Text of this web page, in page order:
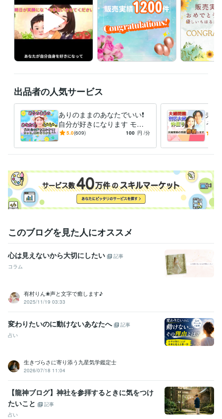
(このボタンは私が待機している時に
表示されます)
※現在乳児を育児中です
子どもの寝言やうなり声などが
聞こえることもあるかもしれません
お話を続けていただけましたら幸いです
お話は丁寧に伺わせていただきますので
ご安心くださいませ(o^^o)
経験職種
ライフスタイル・その他 / カウンセラー・コーチ 経験年数 : 25年
ライフスタイル・その他 / 保育士・ベビーシッター 経験年数 : 11年
ライフスタイル・その他 / 公務員 経験年数 : 11年
千葉県〇〇市役所 2003年3月 ~ 2014年2月
2月
受賞歴
ココナラ★プラチナランク３ヶ月で達成！
ココナラ★販売実績１０
ココナラ★主婦でも１ヶ月の販売額10万円到達！
達成！ ココナラ★販売実績300件達成！
達成！ ココナラ★販売実績500件達成！
の販売額30万円達成！ ココナラ★販売実績６００件達成！ ココナラ
★販売実績７００件達成！ ココナラ★販売実績800件達成！ ココナ
ラ★販売実績900件達成！
ココナラ★販売実績1000件達成！ ココナ
得意分野
悩み相談・カウンセリング
自分との向き合い方 ネガティブ思考をポジティブにする 自分
の価値を知る方法
人間関係の悩み
ビジネス代行・事務代行 ココナラ初心者の方向けサポート
出品者の人気サービス
ありのままのあなたでいい❗️
自分が好きになります モヤ
モヤ/愚痴/女心/今すぐ/雑談/
5.0(609) 100 円 /分
夫婦
う原
題／
このブログを見た人にオススメ
心は見えないから大切にしたい
記事
コラム
有村りん❀声と文字で癒します♪
2025/11/19 03:33
変わりたいのに動けないあなたへ
記事
占い
生きづらさに寄り添う九星気学鑑定士
2026/07/18 11:04
【龍神ブログ】神社を参拝するときに気をつけ
たいこと
記事
占い